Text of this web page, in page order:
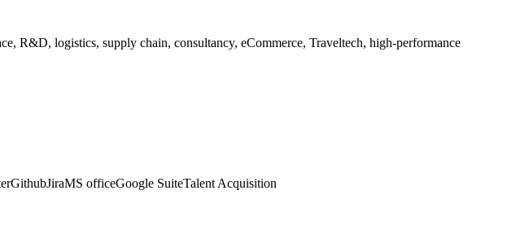
R&D, logistics, supply chain, consultancy, eCommerce, Traveltech, high-performance
GithubJiraMS officeGoogle SuiteTalent Acquisition